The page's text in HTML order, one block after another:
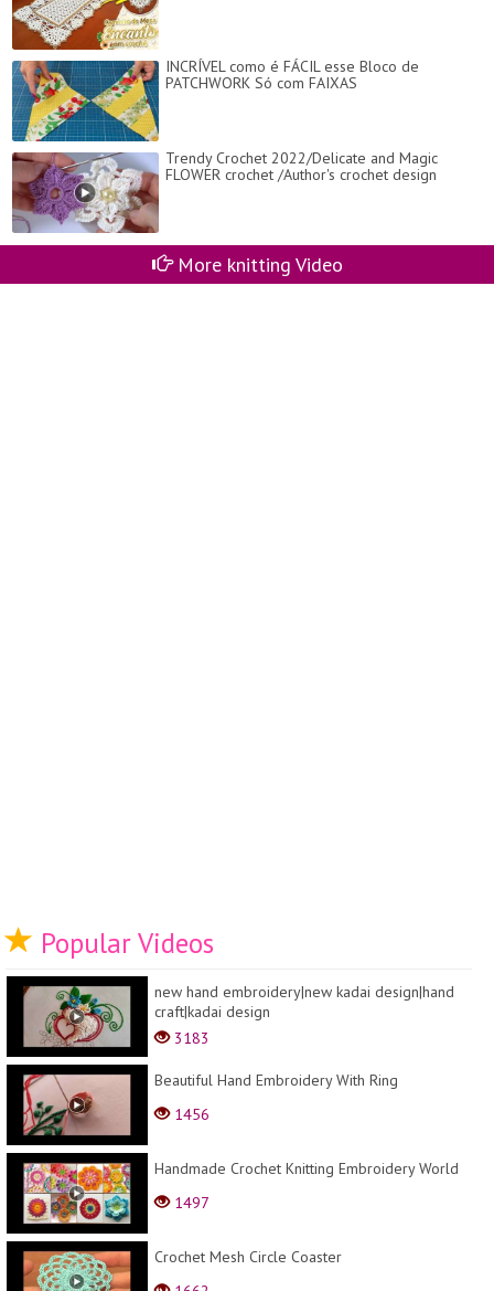
INCRÍVEL como é FÁCIL esse Bloco de
PATCHWORK Só com FAIXAS
Trendy Crochet 2022/Delicate and Magic
FLOWER crochet /Author's crochet design
More knitting Video
Popular Videos
new hand embroidery|new kadai design|hand
craft|kadai design
3183
Beautiful Hand Embroidery With Ring
1456
Handmade Crochet Knitting Embroidery World
1497
Crochet Mesh Circle Coaster